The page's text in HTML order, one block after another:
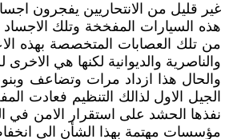
غير قليل من الانتحاريين يفجرون
هذه السيارات المفخخة وتلك
من تلك العصابات المتخصصة بهذه
والناصرية والديوانية لكنها هي
والحال هذا ازداد مرات وتضاعف
الجيل الاول لذالك التنظيم فعادت
نفذها الحشد على استقرار الامن في
مؤسسات مهتمة بهذا الشأن الى انخفاض كبير في عدد